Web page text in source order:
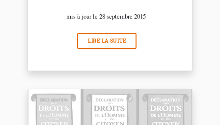
mis à jour le 28 septembre 2015
LIRE LA SUITE